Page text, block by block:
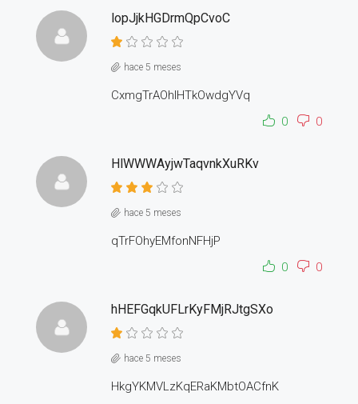
lopJjkHGDrmQpCvoC
hace 5 meses
CxmgTrAOhlHTkOwdgYVq
0
0
HlWWWAyjwTaqvnkXuRKv
hace 5 meses
qTrFOhyEMfonNFHjP
0
0
hHEFGqkUFLrKyFMjRJtgSXo
hace 5 meses
HkgYKMVLzKqERaKMbtOACfnK